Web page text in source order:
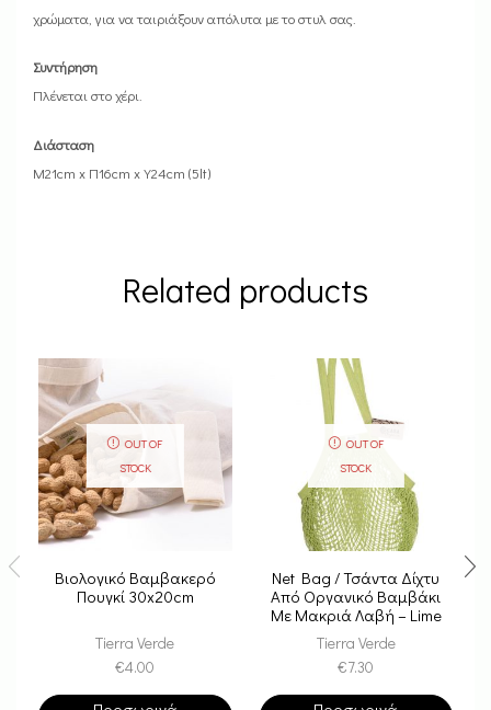
χρώματα, για να ταιριάξουν απόλυτα με το στυλ σας.
Συντήρηση
Πλένεται στο χέρι.
Διάσταση
M21cm x Π16cm x Y24cm (5lt)
Related products
OUT OF
STOCK
Βιολογικό Βαμβακερό
Πουγκί 30x20cm
Tierra Verde
€4.00
OUT OF
STOCK
Net Bag / Τσάντα Δίχτυ
Από Οργανικό Βαμβάκι
Με Μακριά Λαβή – Lime
Tierra Verde
€7.30